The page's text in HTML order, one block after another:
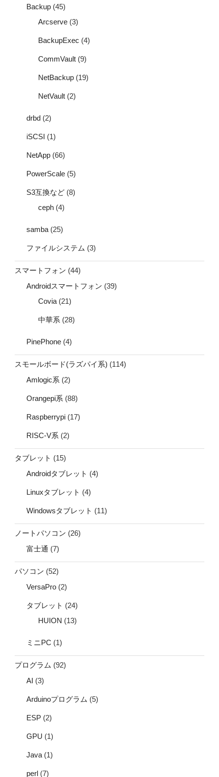
Backup (45)
Arcserve (3)
BackupExec (4)
CommVault (9)
NetBackup (19)
NetVault (2)
drbd (2)
iSCSI (1)
NetApp (66)
PowerScale (5)
S3互換など (8)
ceph (4)
samba (25)
ファイルシステム (3)
スマートフォン (44)
Androidスマートフォン (39)
Covia (21)
中華系 (28)
PinePhone (4)
スモールボード(ラズパイ系) (114)
Amlogic系 (2)
Orangepi系 (88)
Raspberrypi (17)
RISC-V系 (2)
タブレット (15)
Androidタブレット (4)
Linuxタブレット (4)
Windowsタブレット (11)
ノートパソコン (26)
富士通 (7)
パソコン (52)
VersaPro (2)
タブレット (24)
HUION (13)
ミニPC (1)
プログラム (92)
AI (3)
Arduinoプログラム (5)
ESP (2)
GPU (1)
Java (1)
perl (7)